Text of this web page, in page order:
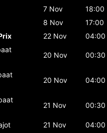
7 Nov
18:00
8 Nov
17:00
22 Nov
04:00
20 Nov 00:30
20 Nov 04:00
21 Nov 00:30
21 Nov
04:00